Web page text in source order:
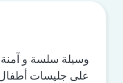
وسيلة سلسة و آمنة
على جليسات